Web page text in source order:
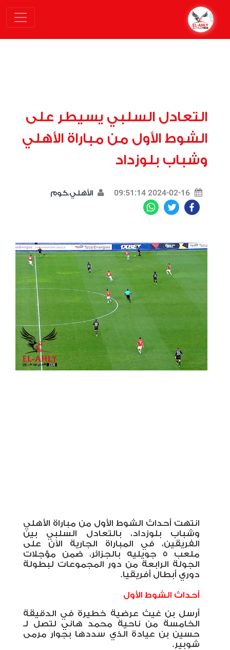
التعادل السلبي يسيطر على
الشوط الأول من مباراة الأهلي
وشباب بلوزداد
2024-02-16 09:51:14 الأهلي.كوم
Facebook
Twitter
انتهت أحداث الشوط الأول من مباراة الأهلي
وشباب بلوزداد، بالتعادل السلبي بين
الفريقين، في المباراة الجارية الآن على
ملعب 5 جويليه بالجزائر، ضمن مؤجلات
الجولة الرابعة من دور المجموعات لبطولة
دوري أبطال أفريقيا.
أحداث الشوط الأول
أرسل بن غيث عرضية خطيرة في الدقيقة
الخامسة من ناحية محمد هاني لتصل لـ
حسين بن عيادة الذي سددها بجوار مرمى
شوبير.